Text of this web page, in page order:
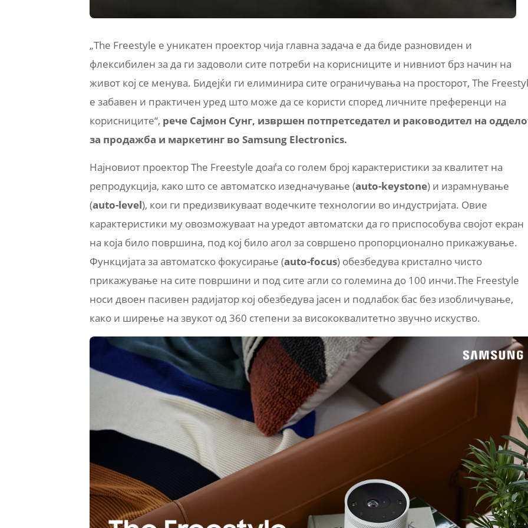
„The Freestyle е уникатен проектор чија главна задача е да биде разновиден и
флексибилен за да ги задоволи сите потреби на корисниците и нивниот брз начин на
живот кој се менува. Бидејќи ги елиминира сите ограничувања на просторот, The
е забавен и практичен уред што може да се користи според личните преференци на
корисниците“, рече Сајмон Сунг, извршен потпретседател и раководител на
за продажба и маркетинг во Samsung Electronics.
Најновиот проектор The Freestyle доаѓа со голем број карактеристики за квалитет на
репродукција, како што се автоматско изедначување (auto-keystone) и израмнување
(auto-level), кои ги предизвикуваат водечките технологии во индустријата. Овие
карактеристики му овозможуваат на уредот автоматски да го приспособува својот екран
на која било површина, под кој било агол за совршено пропорционално прикажување.
Функцијата за автоматско фокусирање (auto-focus) обезбедува кристално чисто
прикажување на сите површини и под сите агли со големина до 100 инчи.The Freestyle
носи двоен пасивен радијатор кој обезбедува јасен и подлабок бас без изобличување,
како и ширење на звукот од 360 степени за висококвалитетно звучно искуство.